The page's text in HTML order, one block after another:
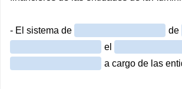
- El sistema de de
el
a cargo de las